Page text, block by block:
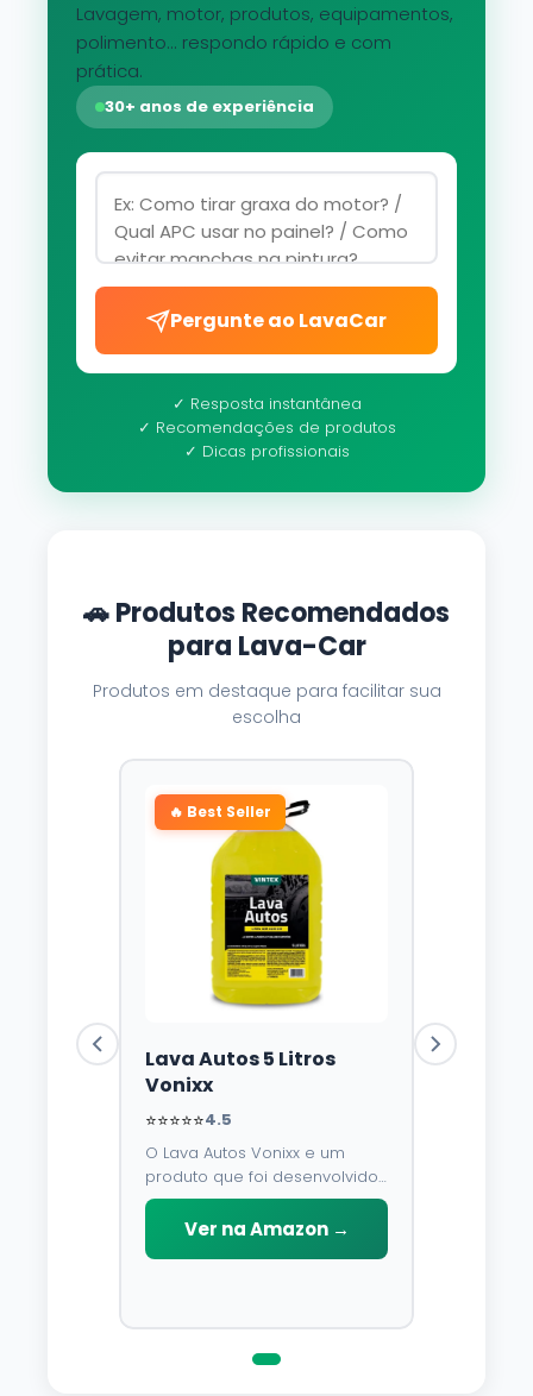
Lavagem, motor, produtos, equipamentos,
polimento... respondo rápido e com
prática.
30+ anos de experiência
Pergunte ao LavaCar
✓ Resposta instantânea
✓ Recomendações de produtos
✓ Dicas profissionais
🚗 Produtos Recomendados
para Lava-Car
Produtos em destaque para facilitar sua
escolha
🔥 Best Seller
Lava Autos 5 Litros
Vonixx
⭐⭐⭐⭐⭐4.5
O Lava Autos Vonixx e um
produto que foi desenvolvido
para limpar, proteger e
conservar a lataria do veiculo.
Por possuir pH neutro, pode
Ver na Amazon →